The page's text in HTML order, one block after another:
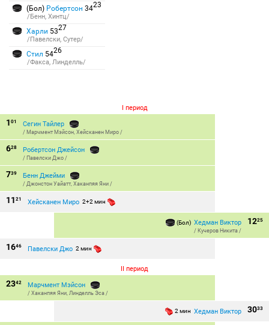
(Бол) Робертсон 3423
/Бенн, Хинтц/
Харли 5327
/Павелски, Сутер/
Стил 5426
/Факса, Линделль/
I период
1 01 Сегин Тайлер
/ Марчмент Мэйсон, Хейсканен Миро /
628 Робертсон Джейсон
/ Павелски Джо /
739 Бенн Джейми
/ Джонстон Уайатт, Хаканпяя Яни /
11 21 Хейсканен Миро 2+2 мин
1225
(Бол) Хедман Виктор
/ Кучеров Никита /
1646 Павелски Джо 2 мин
II период
2342 Марчмент Мэйсон
/ Хаканпяя Яни, Линделль Эса /
3033
2 мин Хедман Виктор